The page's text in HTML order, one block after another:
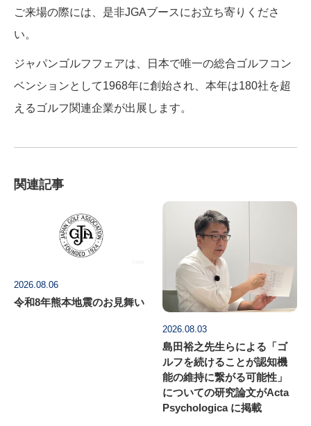
ご来場の際には、是非JGAブースにお立ち寄りくださ
い。
ジャパンゴルフフェアは、日本で唯一の総合ゴルフコン
ベンションとして1968年に創始され、本年は180社を超
えるゴルフ関連企業が出展します。
関連記事
2026.08.06
令和8年熊本地震のお見舞い
2026.08.03
島田裕之先生らによる「ゴ
ルフを続けることが認知機
能の維持に繋がる可能性」
についての研究論文がActa
Psychologica に掲載